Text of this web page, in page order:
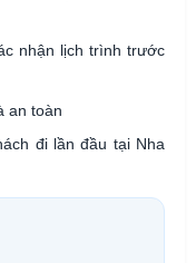
nhận lịch trình trước
an toàn
đi lần đầu tại Nha